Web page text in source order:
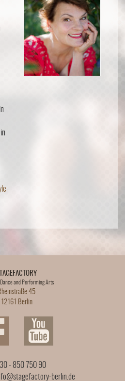
and Performing Arts
45
12161 Berlin
- 850 750 90
berlin.de